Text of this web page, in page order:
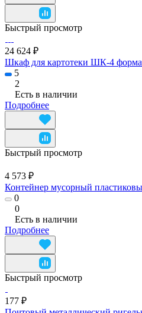
Быстрый просмотр
24 624 ₽
Шкаф для картотеки ШК-4
5
2
Есть в наличии
Подробнее
Быстрый просмотр
4 573 ₽
Контейнер мусорный
0
0
Есть в наличии
Подробнее
Быстрый просмотр
177 ₽